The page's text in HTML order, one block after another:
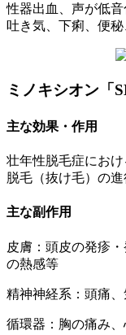
性器出血、声が低
吐き気、下痢、便
ミノキシオン「
主な効果・作用
壮年性脱毛症にお
脱毛（抜け毛）の進
主な副作用
皮膚：頭皮の発疹
の熱感等
精神神経系：頭痛
循環器：胸の痛み